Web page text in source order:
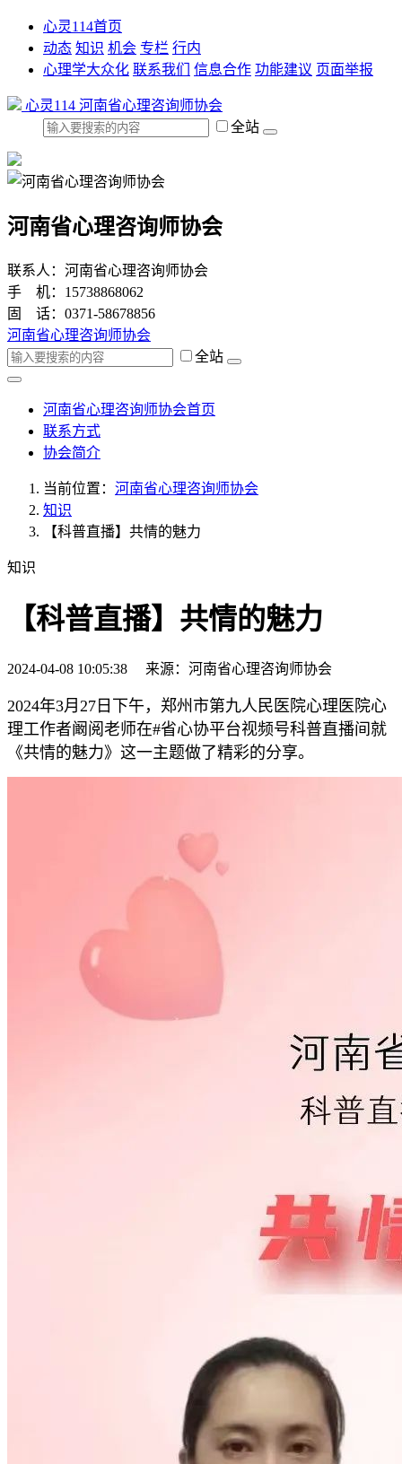
心灵114首页
动态 知识 机会 专栏 行内
心理学大众化 联系我们 信息合作 功能建议 页面举报
心灵114 河南省心理咨询师协会
全站
河南省心理咨询师协会
联系人：河南省心理咨询师协会
手 机：15738868062
固 话：0371-58678856
河南省心理咨询师协会
全站
河南省心理咨询师协会首页
联系方式
协会简介
当前位置： 河南省心理咨询师协会
知识
【科普直播】共情的魅力
知识
【科普直播】共情的魅力
2024-04-08 10:05:38 来源：河南省心理咨询师协会
2024年3月27日下午，郑州市第九人民医院心理医院心
理工作者阚阅老师在#省心协平台视频号科普直播间就
《共情的魅力》这一主题做了精彩的分享。